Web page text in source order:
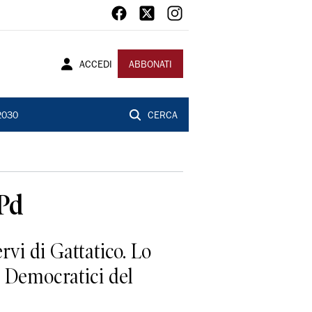
ACCEDI ABBONATI
CERCA
di Gattatico. Lo
Democratici del